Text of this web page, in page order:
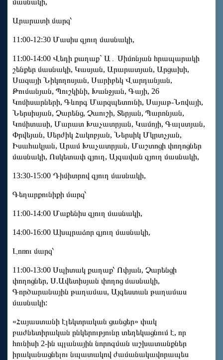
Արարատի մարզ՝
11:00-12:30 Մասիս գյուղ մասնակի,
11:00-14:00 Վեդի քաղաք` Ա․ Սիմոնյան հրապարակի
շենքեր մասնակի, Կասյան, Արարատյան, Արցախի,
Սազայի Նիկողոսյան, Սարիբեկ Վարդանյան,
Թումանյան, Պուշկինի, Խանջյան, Գայի, 26
Կոմիսարների, Գևորգ Մարզպետունի, Սայաթ-Նովայի,
Ներսիսյան, Չարենց, Չաուշի, Տերյան, Պարոնյան,
Կոմիտասի, Մարատ Խաչատրյան, Կամոյի, Գալստյան,
Փրվեյան, Սերժիկ Հակոբյան, Ներսիկ Մկրտչյան,
Իսահակյան, Արամ Խաչատրյան, Մաշտոցի փողոցներ
մասնակի, Ոսկետափ գյուղ, Այգավան գյուղ մասնակի,
13:30-15:00 Դիմիտրով գյուղ մասնակի,
Գեղարքունիքի մարզ՝
11։00-14։00 Մաքենիս գյուղ մասնակի,
14։00-16։00 Ախպրաձոր գյուղ մասնակի,
Լոռու մարզ՝
11:00-13:00 Սպիտակ քաղաք՝ Ոփյան, Չարենցի
փողոցներ, Ս.Ավետիսյան փողոց մասնակի,
Գործարանային թաղամաս, Այգեստան թաղամաս
մասնակի:
«Հայաստանի էլեկտրական ցանցեր» փակ
բաժնետիրական ընկերությունը տեղեկացնում է, որ
հունիսի 2-ին պլանային նորոգման աշխատանքներ
իրականացնելու նպատակով ժամանակավորապես